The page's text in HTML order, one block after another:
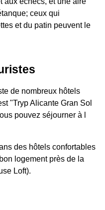
ceux qui
et du patin peuvent le
de nombreux hôtels
"Tryp Alicante Gran Sol
pouvez séjourner à l
des hôtels confortables
logement près de la
Loft).